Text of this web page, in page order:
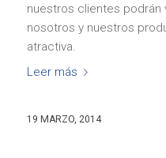
nuestros clientes podrán
nosotros y nuestros
atractiva.
Leer más
19 MARZO, 2014